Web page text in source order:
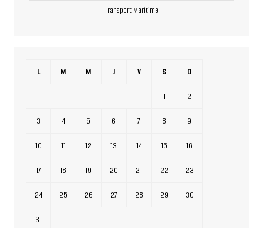
Transport Maritime
L M M J V S D
1 2
3 4 5 6 7 8 9
10 11 12 13 14 15 16
17 18 19 20 21 22 23
24 25 26 27 28 29 30
31